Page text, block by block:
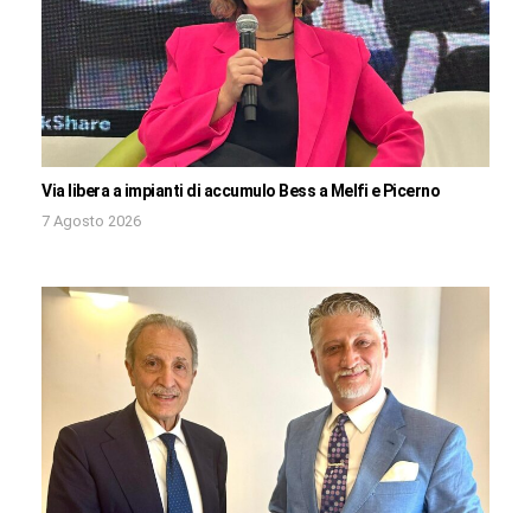
Via libera a impianti di accumulo Bess a Melfi e Picerno
7 Agosto 2026